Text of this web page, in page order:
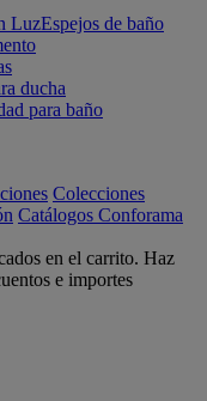
LuzEspejos de baño
ducha
para baño
Colecciones
Catálogos Conforama
en el carrito. Haz
e importes